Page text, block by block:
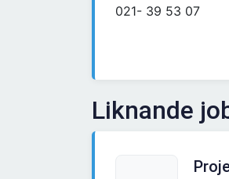
021- 39 53 07
Liknande